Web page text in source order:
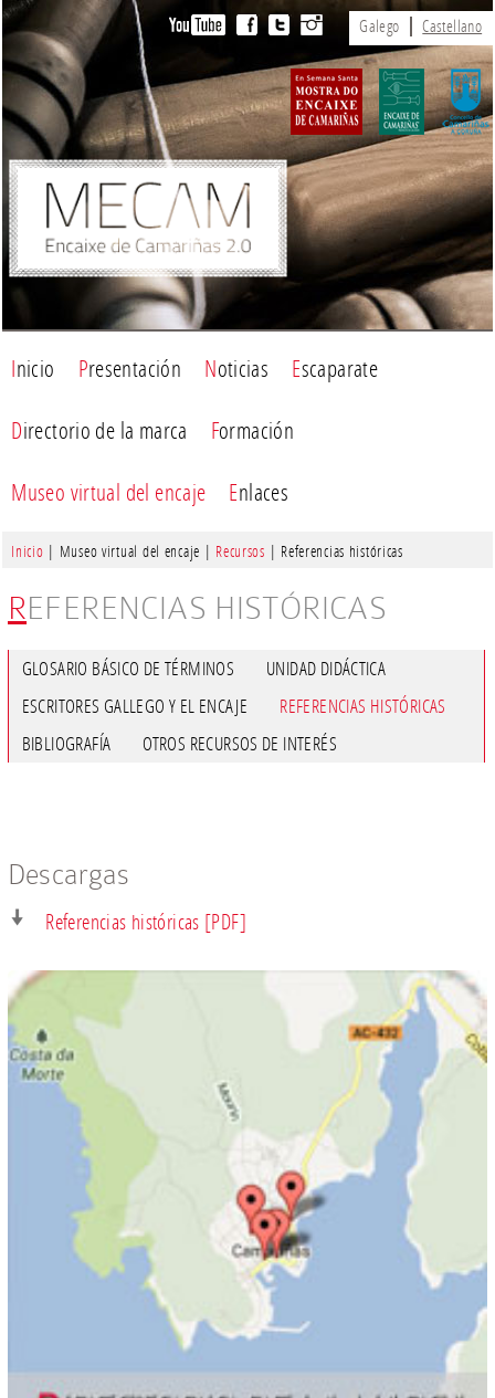
Galego Castellano
Inicio Presentación Noticias Escaparate
Directorio de la marca Formación
Museo virtual del encaje Enlaces
Inicio | Museo virtual del encaje | Recursos | Referencias históricas
REFERENCIAS HISTÓRICAS
GLOSARIO BÁSICO DE TÉRMINOS
UNIDAD DIDÁCTICA
ESCRITORES GALLEGO Y EL ENCAJE
REFERENCIAS HISTÓRICAS
BIBLIOGRAFÍA
OTROS RECURSOS DE INTERÉS
Descargas
Referencias históricas [PDF]